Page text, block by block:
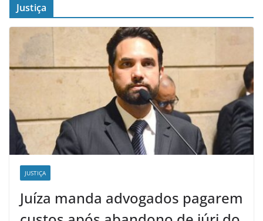
Justiça
JUSTIÇA
Juíza manda advogados pagarem